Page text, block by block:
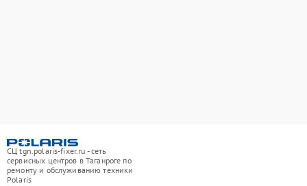
СЦ tgn.polaris-fixer.ru - сеть
сервисных центров в Таганроге по
ремонту и обслуживанию техники
Polaris